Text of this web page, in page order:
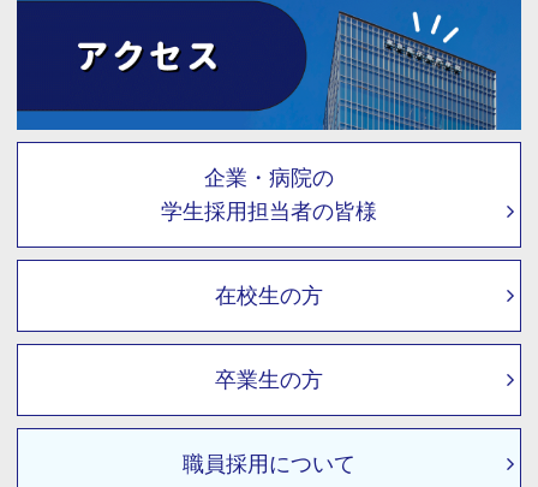
企業・病院の
学生採用担当者の皆様
在校生の方
卒業生の方
職員採用について